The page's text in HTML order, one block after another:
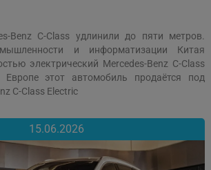
Benz C-Class удлинили до пяти метров.
и информатизации Китая
электрический Mercedes-Benz C-Class
этот автомобиль продаётся под
C-Class Electric
15.06.2026